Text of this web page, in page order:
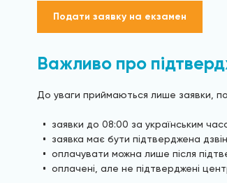
Подати заявку на екзамен
Важливо про
До уваги приймаються лише заявки,
заявки до 08:00 за українським
заявка має бути підтверджена
оплачувати можна лише після
оплачені, але не підтверджені